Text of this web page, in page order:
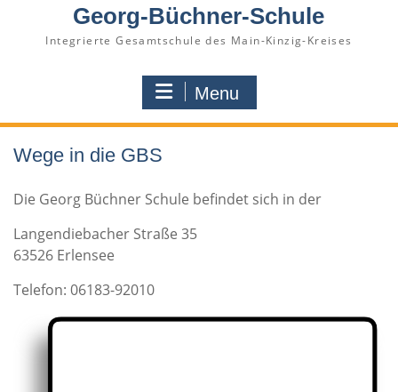
Georg-Büchner-Schule
Integrierte Gesamtschule des Main-Kinzig-Kreises
Menu
Wege in die GBS
Die Georg Büchner Schule befindet sich in der
Langendiebacher Straße 35
63526 Erlensee
Telefon: 06183-92010